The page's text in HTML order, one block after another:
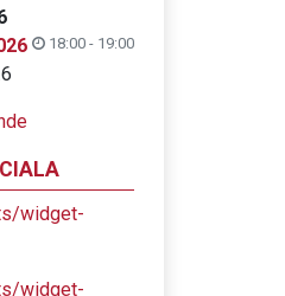
18:00 - 19:00